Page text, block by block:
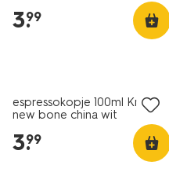
3.
99
espressokopje 100ml Knap
new bone china wit
3.
99